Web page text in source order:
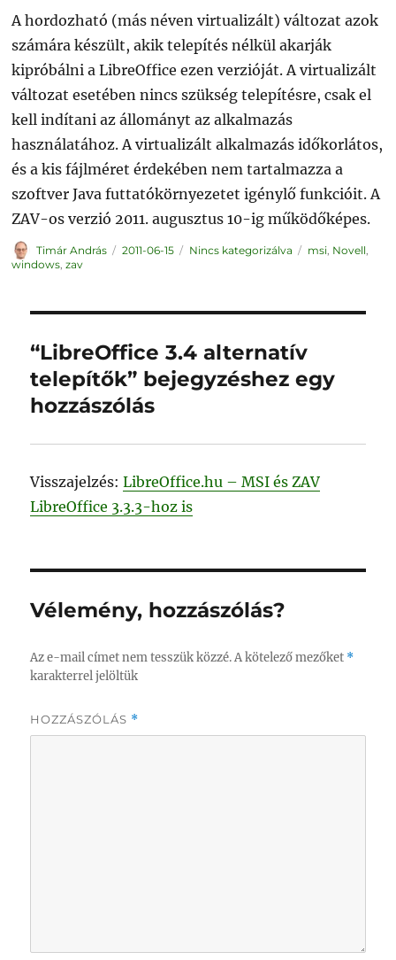
A hordozható (más néven virtualizált) változat azok
számára készült, akik telepítés nélkül akarják
kipróbálni a LibreOffice ezen verzióját. A virtualizált
változat esetében nincs szükség telepítésre, csak el
kell indítani az állományt az alkalmazás
használatához. A virtualizált alkalmazás időkorlátos,
és a kis fájlméret érdekében nem tartalmazza a
szoftver Java futtatókörnyezetet igénylő funkcióit. A
ZAV-os verzió 2011. augusztus 10-ig működőképes.
Szerző
Timár András Közzétéve
2011-06-15 Kategória
Nincs kategorizálva Címke
msi, Novell,
windows,zav
“LibreOffice 3.4 alternatív
telepítők” bejegyzéshez egy
hozzászólás
Visszajelzés:LibreOffice.hu – MSI és ZAV
LibreOffice 3.3.3-hoz is
Vélemény, hozzászólás?
Az e-mail címet nem tesszük közzé. A kötelező mezőket *
karakterrel jelöltük
HOZZÁSZÓLÁS *